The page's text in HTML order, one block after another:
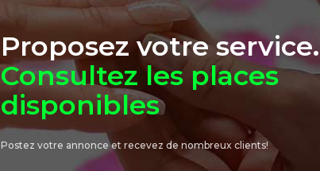
Proposez votre service.
Consultez les places
disponibles
Postez votre annonce et recevez de nombreux clients!